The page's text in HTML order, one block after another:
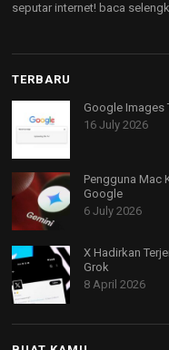
seputar internet! baca
TERBARU
Google Images
16 July 2026
Pengguna Mac
Google
6 July 2026
X Hadirkan
Grok
8 April 2026